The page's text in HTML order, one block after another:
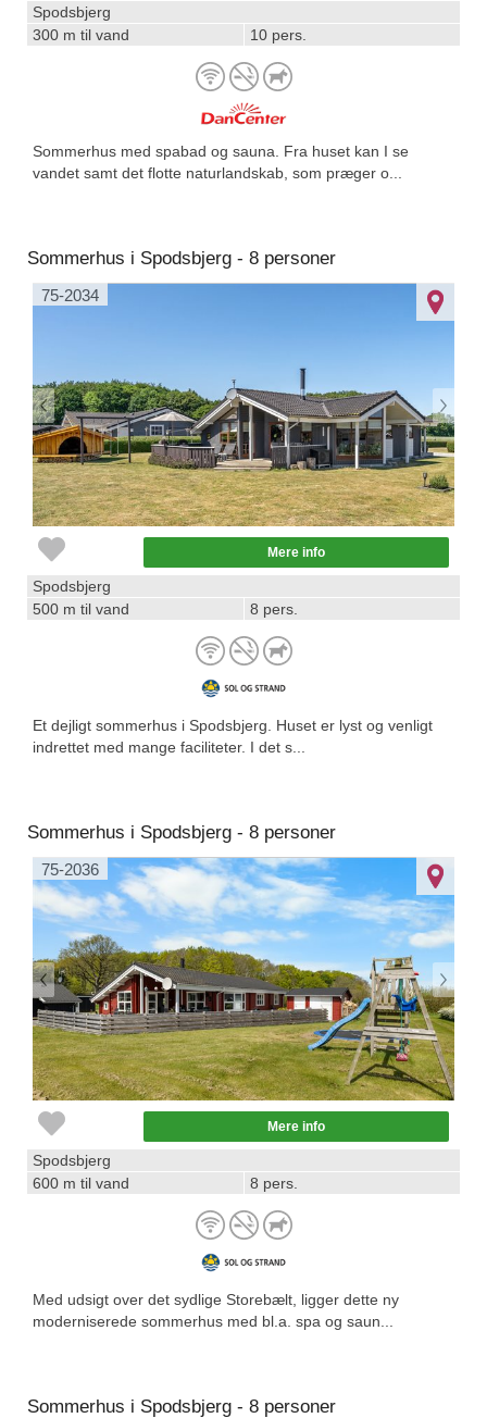
Spodsbjerg
300 m til vand
10 pers.
Sommerhus med spabad og sauna. Fra huset kan I se
vandet samt det flotte naturlandskab, som præger o...
Sommerhus i Spodsbjerg - 8 personer
75-2034
Mere info
Spodsbjerg
500 m til vand
8 pers.
Et dejligt sommerhus i Spodsbjerg. Huset er lyst og venligt
indrettet med mange faciliteter. I det s...
Sommerhus i Spodsbjerg - 8 personer
75-2036
Mere info
Spodsbjerg
600 m til vand
8 pers.
Med udsigt over det sydlige Storebælt, ligger dette ny
moderniserede sommerhus med bl.a. spa og saun...
Sommerhus i Spodsbjerg - 8 personer